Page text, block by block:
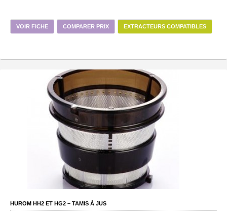
VOIR FICHE COMPARER PRIX EXTRACTEURS COMPATIBLES
HUROM HH2 ET HG2 – TAMIS À JUS